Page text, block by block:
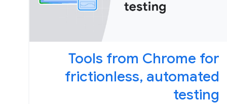
Tools from Chrome for
frictionless, automated
testing